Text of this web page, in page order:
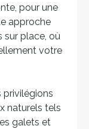
pour une
approche
sur place, où
votre
privilégions
naturels tels
galets et